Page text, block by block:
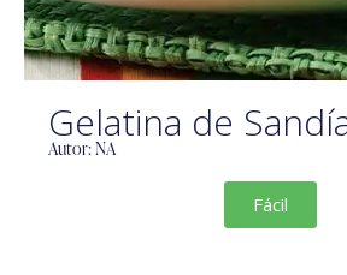
Gelatina de
Autor: NA
Fácil